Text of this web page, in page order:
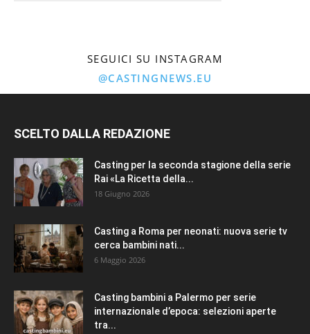
SEGUICI SU INSTAGRAM
@CASTINGNEWS.EU
SCELTO DALLA REDAZIONE
Casting per la seconda stagione della serie
Rai «La Ricetta della...
18 Giugno 2026
Casting a Roma per neonati: nuova serie tv
cerca bambini nati...
6 Maggio 2026
Casting bambini a Palermo per serie
internazionale d’epoca: selezioni aperte
tra...